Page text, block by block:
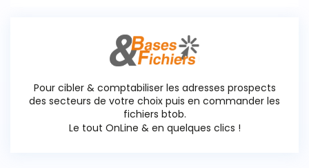
Pour cibler & comptabiliser les adresses prospects
des secteurs de votre choix puis en commander les
fichiers btob.
Le tout OnLine & en quelques clics !